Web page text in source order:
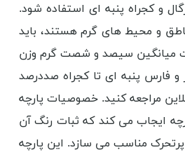
و کجراه پنبه ای استفاده شود.
و محیط های گرم هستند، باید
میانگین سیصد و شصت گرم وزن
و فارس پنبه ای تا کجراه صددرصد
مراجعه کنید. خصوصیات پارچه
ایجاب می کند که ثبات رنگ آن
مناسب می سازد. این پارچه